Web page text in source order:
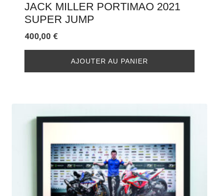
JACK MILLER PORTIMAO 2021
SUPER JUMP
400,00 €
AJOUTER AU PANIER